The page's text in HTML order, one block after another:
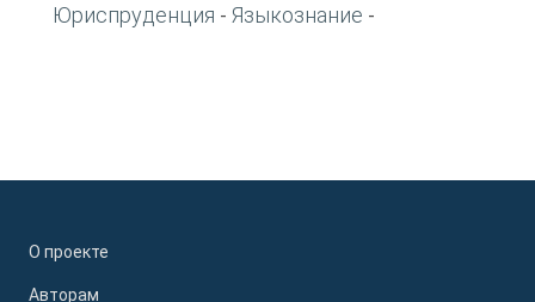
Юриспруденция - Языкознание -
О проекте
Авторам